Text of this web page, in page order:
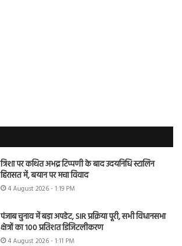
त्रिशा पर कथित अभद्र टिप्पणी के बाद उदयनिधि स्टालिन
हिरासत में, बयान पर मचा विवाद
4 August 2026 - 1:19 PM
पंजाब चुनाव में बड़ा अपडेट, SIR प्रक्रिया पूरी, सभी विधानसभा
क्षेत्रों का 100 प्रतिशत डिजिटलीकरण
4 August 2026 - 1:11 PM